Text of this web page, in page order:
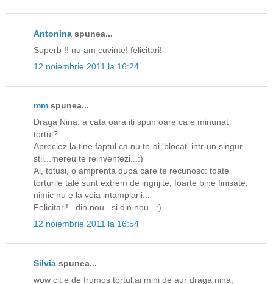
Antonina spunea...
Superb !! nu am cuvinte! felicitari!
12 noiembrie 2011 la 16:24
mm spunea...
Draga Nina, a cata oara iti spun oare ca e minunat
tortul?
Apreciez la tine faptul ca nu te-ai 'blocat' intr-un singur
stil...mereu te reinventezi...:)
Ai, totusi, o amprenta dupa care te recunosc: toate
torturile tale sunt extrem de ingrijite, foarte bine finisate,
nimic nu e la voia intamplarii...
Felicitari!...din nou...si din nou...:)
12 noiembrie 2011 la 16:54
Silvia spunea...
wow cit e de frumos tortul,ai mini de aur draga nina,